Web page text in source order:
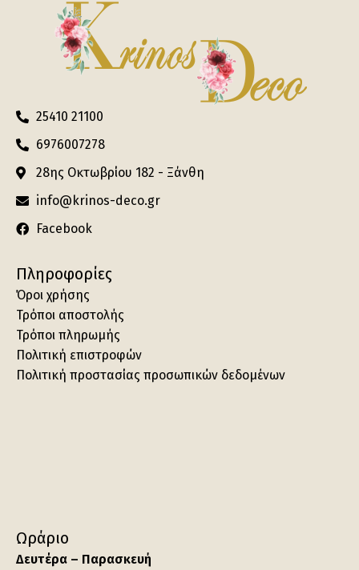
25410 21100
6976007278
28ης Οκτωβρίου 182 - Ξάνθη
info@krinos-deco.gr
Facebook
Πληροφορίες
Όροι χρήσης
Τρόποι αποστολής
Τρόποι πληρωμής
Πολιτική επιστροφών
Πολιτική προστασίας προσωπικών δεδομένων
Ωράριο
Δευτέρα – Παρασκευή